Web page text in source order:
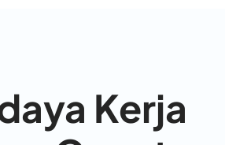
Kerja